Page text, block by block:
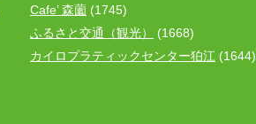
Cafe’ 森薗 (1745)
ふるさと交通（観光）
(1668)
カイロプラティックセンター狛江 (1644)